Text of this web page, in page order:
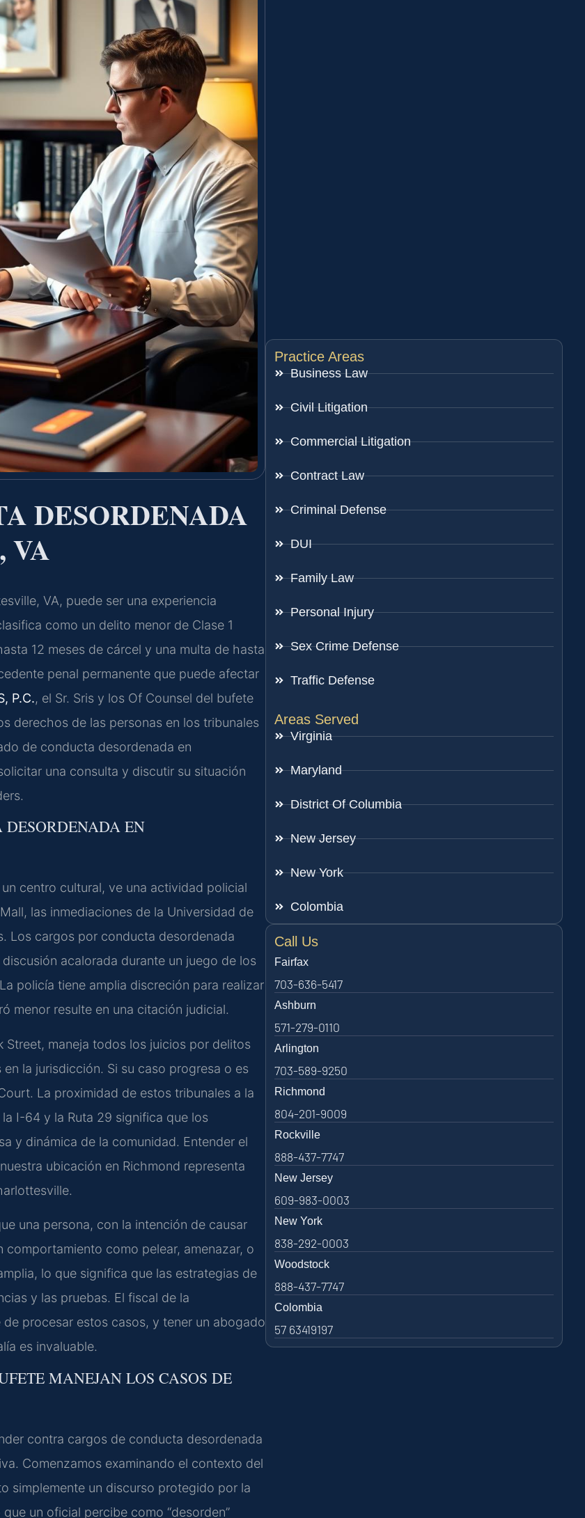
DESORDENADA
VA
VA, puede ser una experiencia
como un delito menor de Clase 1
12 meses de cárcel y una multa de hasta
penal permanente que puede afectar
P.C., el Sr. Sris y los Of Counsel del bufete
derechos de las personas en los tribunales
de conducta desordenada en
una consulta y discutir su situación
EN
centro cultural, ve una actividad policial
las inmediaciones de la Universidad de
Los cargos por conducta desordenada
acalorada durante un juego de los
policía tiene amplia discreción para realizar
menor resulte en una citación judicial.
Street, maneja todos los juicios por delitos
la jurisdicción. Si su caso progresa o es
. La proximidad de estos tribunales a la
I-64 y la Ruta 29 significa que los
y dinámica de la comunidad. Entender el
ubicación en Richmond representa
.
una persona, con la intención de causar
como pelear, amenazar, o
lo que significa que las estrategias de
y las pruebas. El fiscal de la
de procesar estos casos, y tener un abogado
es invaluable.
MANEJAN LOS CASOS DE
contra cargos de conducta desordenada
Comenzamos examinando el contexto del
simplemente un discurso protegido por la
un oficial percibe como “desorden”
Practice Areas
Business Law
Civil Litigation
Commercial Litigation
Contract Law
Criminal Defense
DUI
Family Law
Personal Injury
Sex Crime Defense
Traffic Defense
Areas Served
Virginia
Maryland
District Of Columbia
New Jersey
New York
Colombia
Call Us
Fairfax
703-636-5417
Ashburn
571-279-0110
Arlington
703-589-9250
Richmond
804-201-9009
Rockville
888-437-7747
New Jersey
609-983-0003
New York
838-292-0003
Woodstock
888-437-7747
Colombia
57 63419197